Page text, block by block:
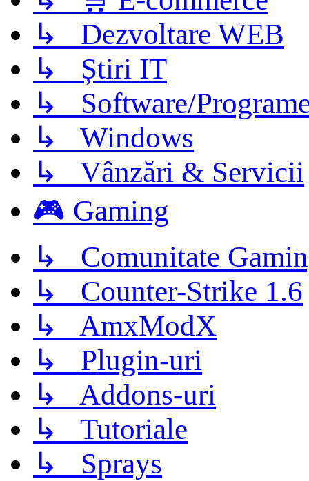
↳ Dezvoltare WEB
↳ Știri IT
↳ Software/
↳ Windows
↳ Vânzări & Servicii
🎮 Gaming
↳ Comunitate
↳ Counter-Strike 1.6
↳ AmxModX
↳ Plugin-uri
↳ Addons-uri
↳ Tutoriale
↳ Sprays